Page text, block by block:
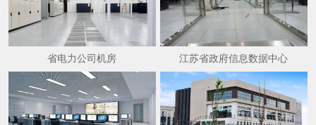
省电力公司机房 江苏省政府信息数据中心